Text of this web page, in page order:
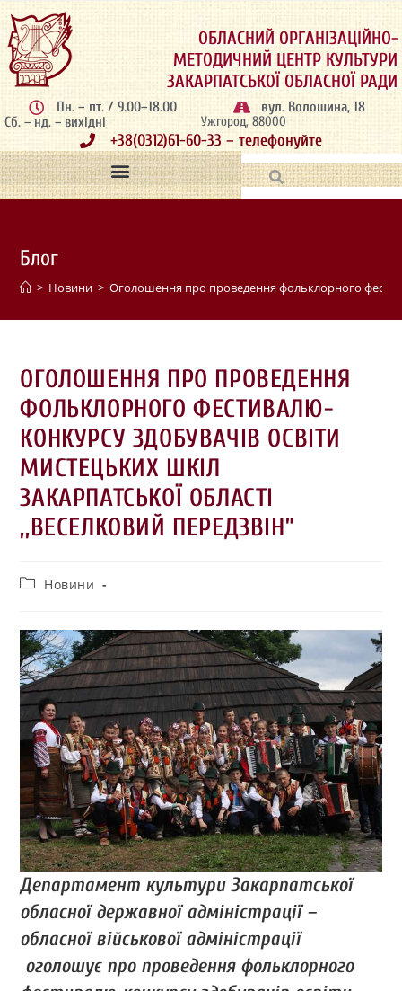
ОБЛАСНИЙ ОРГАНІЗАЦІЙНО-
МЕТОДИЧНИЙ ЦЕНТР КУЛЬТУРИ
ЗАКАРПАТСЬКОЇ ОБЛАСНОЇ РАДИ
Пн. – пт. / 9.00–18.00
Сб. – нд. – вихідні
вул. Волошина, 18
Ужгород, 88000
+38(0312)61-60-33 – телефонуйте
Блог
> Новини > Оголошення про проведення фольклорного
ОГОЛОШЕННЯ ПРО ПРОВЕДЕННЯ
ФОЛЬКЛОРНОГО ФЕСТИВАЛЮ-
КОНКУРСУ ЗДОБУВАЧІВ ОСВІТИ
МИСТЕЦЬКИХ ШКІЛ
ЗАКАРПАТСЬКОЇ ОБЛАСТІ
,,ВЕСЕЛКОВИЙ ПЕРЕДЗВІН”
Новини
Департамент культури Закарпатської
обласної державної адміністрації –
обласної військової адміністрації
оголошує про проведення фольклорного